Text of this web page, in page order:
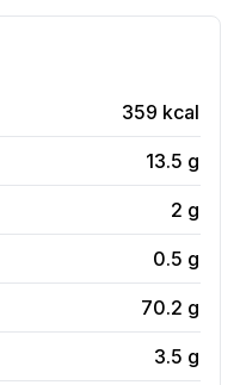
359 kcal
13.5 g
2 g
0.5 g
70.2 g
3.5 g